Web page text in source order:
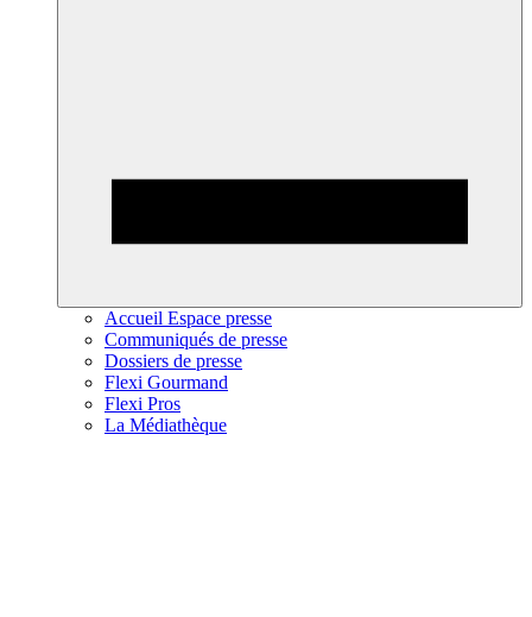
Accueil Espace presse
Communiqués de presse
Dossiers de presse
Flexi Gourmand
Flexi Pros
La Médiathèque